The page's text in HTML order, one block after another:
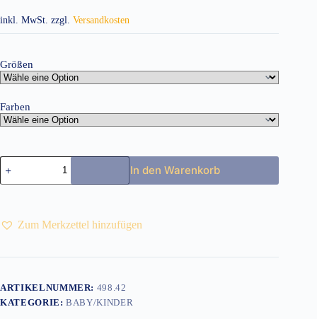
inkl. MwSt. zzgl. Versandkosten
Größen
Farben
Kinder
Windbreaker
Sirocco
In den Warenkorb
Zum Merkzettel hinzufügen
ARTIKELNUMMER: 498.42
KATEGORIE:BABY/KINDER